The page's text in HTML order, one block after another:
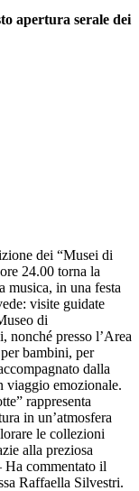
apertura serale dei
dei “Musei di
24.00 torna la
musica, in una festa
visite guidate
di
nonché presso l’Area
bambini, per
dalla
viaggio emozionale.
rappresenta
in un’atmosfera
le collezioni
alla preziosa
Ha commentato il
Raffaella Silvestri.